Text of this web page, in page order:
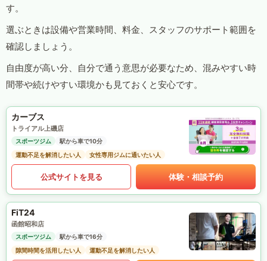
す。
選ぶときは設備や営業時間、料金、スタッフのサポート範囲を
確認しましょう。
自由度が高い分、自分で通う意思が必要なため、混みやすい時
間帯や続けやすい環境かも見ておくと安心です。
カーブス
トライアル上磯店
スポーツジム
駅から車で10分
運動不足を解消したい人
女性専用ジムに通いたい人
公式サイトを見る 体験・相談予約
FiT24
函館昭和店
スポーツジム
駅から車で16分
隙間時間を活用したい人
運動不足を解消したい人